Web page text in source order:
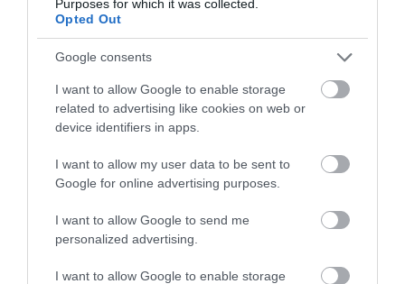
Purposes for which it was collected.
Opted Out
Google consents
I want to allow Google to enable storage
related to advertising like cookies on web or
device identifiers in apps.
I want to allow my user data to be sent to
Google for online advertising purposes.
I want to allow Google to send me
personalized advertising.
I want to allow Google to enable storage
Και επίσημα στην Σεβίλλη ο Ματίας
Αλμέιδα
16.06.2025 | 19:29